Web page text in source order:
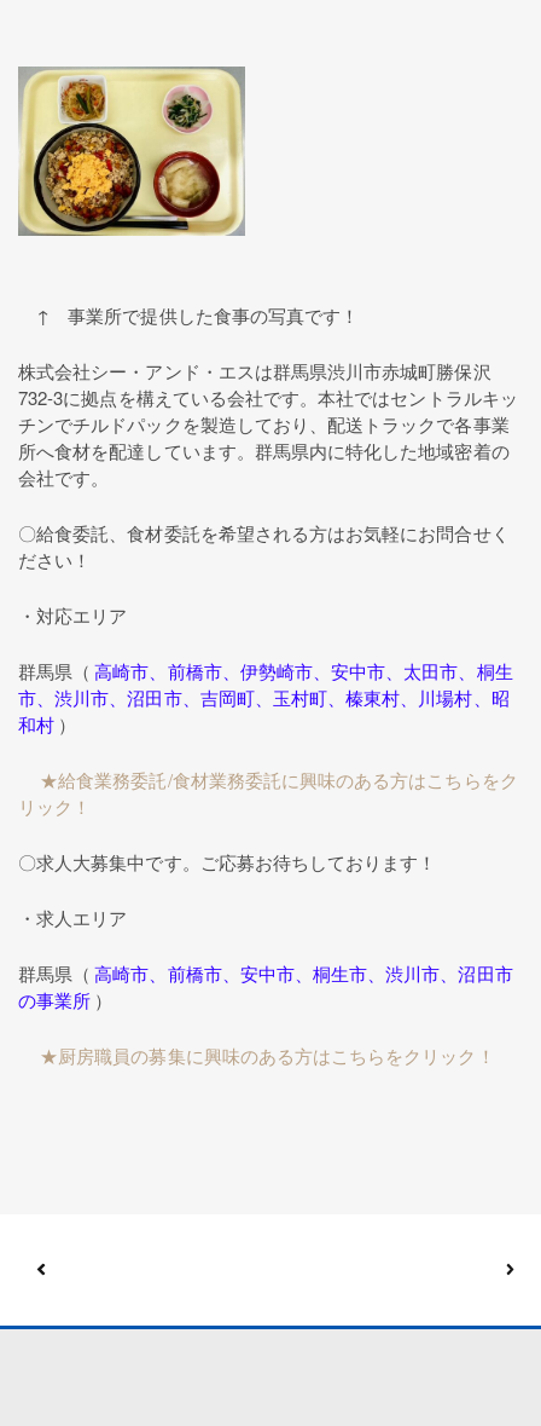
↑ 事業所で提供した食事の写真です！
株式会社シー・アンド・エスは群馬県渋川市赤城町勝保沢
732-3に拠点を構えている会社です。本社ではセントラルキッ
チンでチルドパックを製造しており、配送トラックで各事業
所へ食材を配達しています。群馬県内に特化した地域密着の
会社です。
〇給食委託、食材委託を希望される方はお気軽にお問合せく
ださい！
・対応エリア
群馬県（ 高崎市、前橋市、伊勢崎市、安中市、太田市、桐生
市、渋川市、沼田市、吉岡町、玉村町、榛東村、川場村、昭
和村 ）
★給食業務委託/食材業務委託に興味のある方はこちらをク
リック！
〇求人大募集中です。ご応募お待ちしております！
・求人エリア
群馬県（ 高崎市、前橋市、安中市、桐生市、渋川市、沼田市
の事業所 ）
★厨房職員の募集に興味のある方はこちらをクリック！